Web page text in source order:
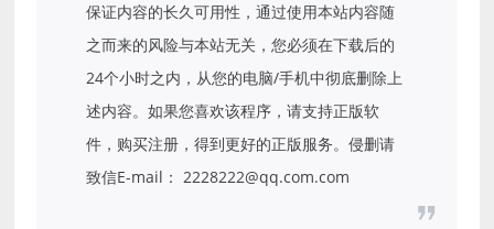
保证内容的长久可用性，通过使用本站内容随
之而来的风险与本站无关，您必须在下载后的
24个小时之内，从您的电脑/手机中彻底删除上
述内容。如果您喜欢该程序，请支持正版软
件，购买注册，得到更好的正版服务。侵删请
致信E-mail： 2228222@qq.com.com